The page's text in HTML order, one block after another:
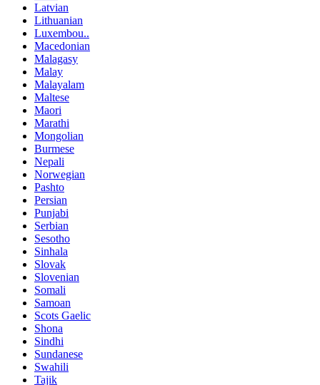
Latvian
Lithuanian
Luxembou..
Macedonian
Malagasy
Malay
Malayalam
Maltese
Maori
Marathi
Mongolian
Burmese
Nepali
Norwegian
Pashto
Persian
Punjabi
Serbian
Sesotho
Sinhala
Slovak
Slovenian
Somali
Samoan
Scots Gaelic
Shona
Sindhi
Sundanese
Swahili
Tajik